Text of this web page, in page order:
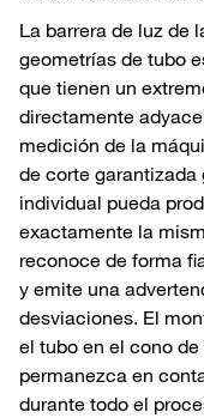
La barrera de luz de
geometrías de tubo
que tienen un
directamente
medición de la
de corte
individual pueda
exactamente la
reconoce de forma
y emite una
desviaciones. El
el tubo en el cono
permanezca en
durante todo el